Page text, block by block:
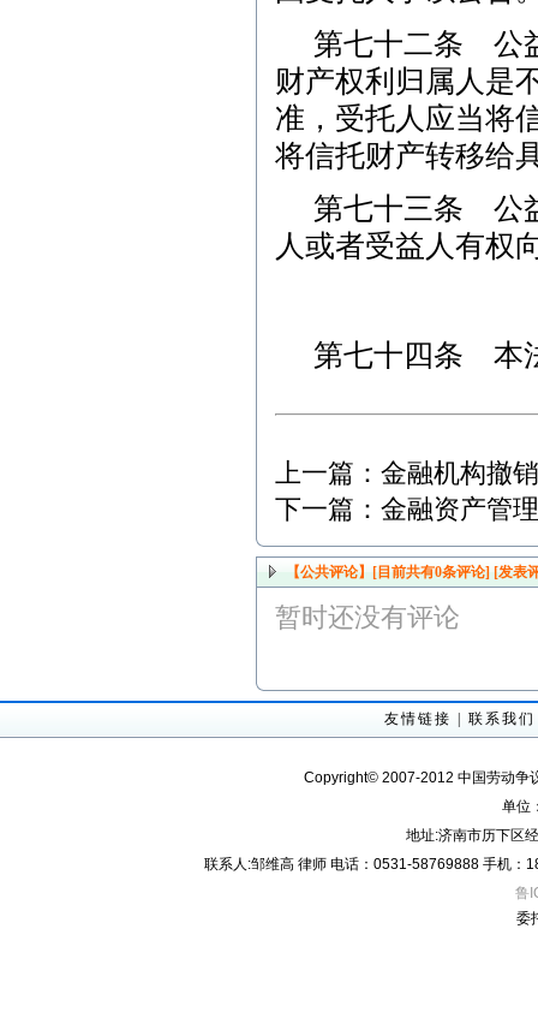
第七十二条 公
财产权利归属人是
准，受托人应当将
将信托财产转移给
第七十三条 公
人或者受益人有权
第七十四条 本
上一篇： 金融机构撤
下一篇： 金融资产管
【公共评论】[目前共有0条评论] [发表
暂时还没有评论
友情链接 联系我们
Copyright© 2007-2012 中国劳动争
单位
地址:济南市历下区
联系人:邹维高 律师 电话：0531-58769888 手机
鲁
委